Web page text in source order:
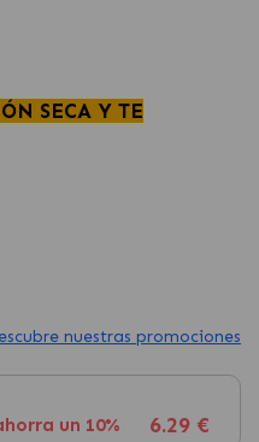
SECA Y TE
nuestras promociones
un 10% 6.29 €